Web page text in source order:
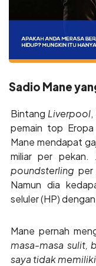
Sadio Mane
Bintang Liverpool,
pemain top
Mane mendapat
miliar per
poundsterling per
Namun dia
seluler (HP)
Mane pernah
masa-masa sulit,
saya tidak